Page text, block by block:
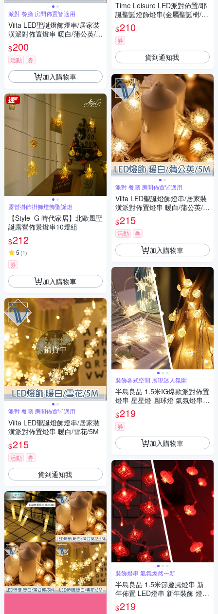
派對 餐廳 房間佈置皆適用
Viita LED聖誕燈飾燈串/居家裝
潢派對佈置燈串 暖白/蒲公英/2.
5M
$200
活動 券
加入購物車
露營掛飾掛飾燈飾聖誕燈
【Style_G 時代家居】北歐風聖
誕露營佈景燈串10燈組
$212
5 (1)
券
加入購物車
補貨中
派對 餐廳 房間佈置皆適用
Viita LED聖誕燈飾燈串/居家裝
潢派對佈置燈串 暖白/雪花/5M
$215
活動 券
貨到通知我
Time Leisure LED派對佈置/耶
誕聖誕燈飾燈串(金屬聖誕樹/暖
白/2M)
$210
券
貨到通知我
派對 餐廳 房間佈置皆適用
Viita LED聖誕燈飾燈串/居家裝
潢派對佈置燈串 暖白/蒲公英/5
M
$215
活動 券
加入購物車
裝飾各式空間 展現迷人氛圍
半島良品 1.5米IG爆款派對佈置
燈串 星星燈 圓球燈 氣氛燈串
居家裝飾 牆面佈置 情人佈置 耶
誕 聖誕燈飾 (2款)
$219
券
加入購物車
裝飾燈串 氣氛煥然一新
半島良品 1.5米節慶風燈串 新
年佈置 LED燈串 新年裝飾 燈籠
燈 中國結 燈串 新春佈置 (2款)
$219